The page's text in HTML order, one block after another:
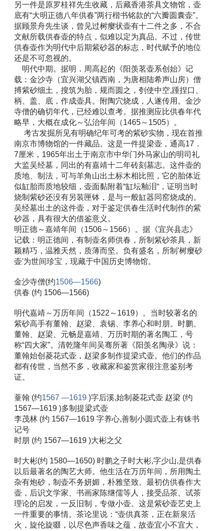
另一件是原罗桂祥先生收藏，后藏香港茶具文物馆，壶
底有“大明正德八年供春”两行楷书铭款的“六瓣圆囊壶”。
据顾景舟先生谈，曾见过树瘿状壶有十二件之多，不合
文献所载供春壶的特点，似难以定为真品。不过，传世
供春壶作为明代中后期紫砂器的标志，时代赋予的地位
还是不可忽视的。
明代中期。据明．周高起的《阳羡茗壶系创始》记
载：金沙寺（宜兴湖父镇西南，为唐相陆希声山房）僧
搏紫砂细土，搜筑为胎，规而圆之，刳使中空,踵捏口、
柄、盖、底，作成壶具。附陶穴烧成，人遂传用。金沙
寺僧的确切年代，已经难以查考。据推测应比供春年代
略早，大概在成化～弘治年间（1465～1505）。
考古发掘所见有明确纪年可考的紫砂实物，现在首推
南京市博物馆的一件藏品。这是一件提梁壶，通高17．
7厘米，1965年出土于南京市中华门外马家山的明司礼
大监吴经墓，同出的有嘉靖十二年砖刻墓志。这件壶的
质地、制法，可与羊角山出土标木相比照，它的胎体近
似缸胎而质地较细，壶面黏附着“缸坛釉泪“，证明当时
烧制紫砂还没有另装匣钵，是与一般缸器同窑烧成的。
吴经墓出土的这件壶，对于鉴定供春生活时代制作的紫
砂器，具有很大的借鉴意义。
明正德～嘉靖年间（1506～1566）。据《宜兴县志》
记载：明正德间，有制壶名师供春，所制紫砂茶具，新
颖精巧，温雅天然，质薄而坚。负有盛名，所制'树瘿砂
壶'为世间珍宝，现藏于中国历史博物馆。
金沙寺僧(约1506—1566)
供春 (约 1506—1566)
明代嘉靖～万历年间（1522～1619）。当时较著名的
紫砂高手有董翰、赵梁、袁锡、李养心和时朋。时鹏、
董翰、赵梁、元畅是嘉靖、万历时期的著名陶工，号
称“四大家”。清乾隆年间吴骞所著《阳羡名陶录》说：
董翰始创菱花式壶，赵梁多制作提梁式壶。他们的作品
都有传世，当然不多，收藏家和鉴赏家很注意鉴别考
证。
蕫翰 (约1567 —1619 )字后溪,始制菱花式壶 赵梁 (约
1567—1619 )多制提梁式壶
李茂林 (约 1567—1619 字养心,善制小圆式壶上有铢书
记号
时朋 (约 1567—1619 )大彬之父
时大彬(约 1580—1650) 时鹏之子时大彬,字少山,是供春
以后最著名的陶艺大师。他生活在万历年间，所用陶土
杂有炮砂，制壶不务妍媚，朴雅坚致。最初仿供春作大
壶，后识文学家、书画家陈继儒等人，接受品茶、试茶
理论的启发，一反旧制，专做小壶。这是紫砂壶艺史上
一件重要的事情。茶论里说：“壶供真茶，正在新泉活
火，旋伦旋啜，以尽色声香味之蕴，故壶宜小不宜大，